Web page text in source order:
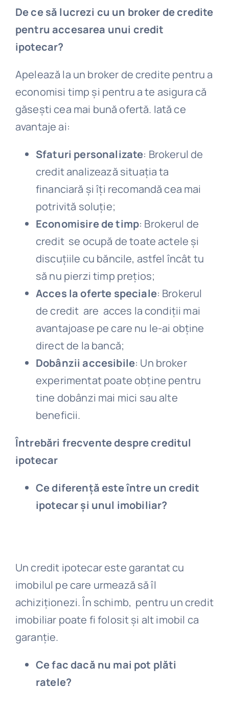
De ce să lucrezi cu un broker de credite
pentru accesarea unui credit
ipotecar?
Apelează la un broker de credite pentru a
economisi timp și pentru a te asigura că
găsești cea mai bună ofertă. Iată ce
avantaje ai:
Sfaturi personalizate: Brokerul de
credit analizează situația ta
financiară și îți recomandă cea mai
potrivită soluție;
Economisire de timp: Brokerul de
credit se ocupă de toate actele și
discuțiile cu băncile, astfel încât tu
să nu pierzi timp prețios;
Acces la oferte speciale: Brokerul
de credit are acces la condiții mai
avantajoase pe care nu le-ai obține
direct de la bancă;
Dobânzii accesibile: Un broker
experimentat poate obține pentru
tine dobânzi mai mici sau alte
beneficii.
Întrebări frecvente despre creditul
ipotecar
Ce diferență este între un credit
ipotecar și unul imobiliar?
Un credit ipotecar este garantat cu
imobilul pe care urmează să îl
achiziționezi. În schimb, pentru un credit
imobiliar poate fi folosit și alt imobil ca
garanție.
Ce fac dacă nu mai pot plăti
ratele?